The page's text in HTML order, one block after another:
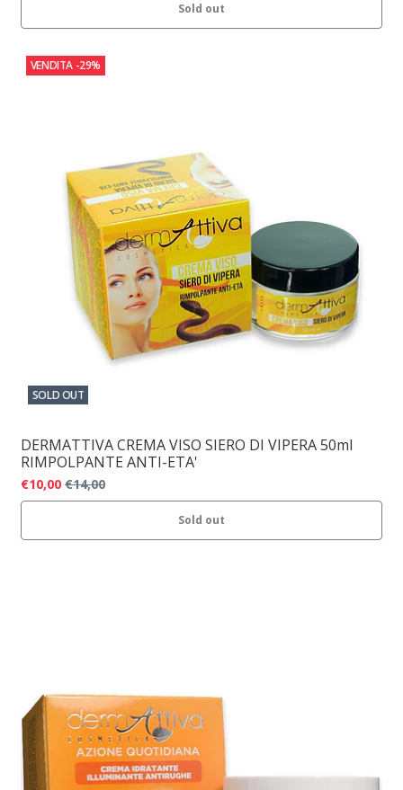
Sold out
VENDITA -29%
SOLD OUT
DERMATTIVA CREMA VISO SIERO DI VIPERA 50ml
RIMPOLPANTE ANTI-ETA'
€10,00 €14,00
Sold out